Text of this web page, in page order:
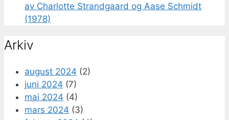
av Charlotte Strandgaard og Aase Schmidt
(1978)
Arkiv
august 2024 (2)
juni 2024 (7)
mai 2024 (4)
mars 2024 (3)